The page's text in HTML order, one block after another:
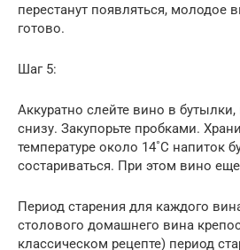
перестанут появляться, молодое
готово.
Шаг 5:
Аккуратно слейте вино в
снизу. Закупорьте пробками.
температуре около 14˚С напиток
состариваться. При этом вино
Период старения для каждого
столового домашнего вина
классическом рецепте) период